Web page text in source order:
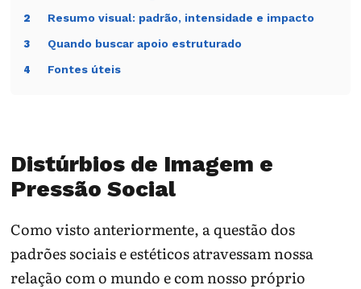
2 Resumo visual: padrão, intensidade e impacto
3 Quando buscar apoio estruturado
4 Fontes úteis
Distúrbios de Imagem e
Pressão Social
Como visto anteriormente, a questão dos
padrões sociais e estéticos atravessam nossa
relação com o mundo e com nosso próprio